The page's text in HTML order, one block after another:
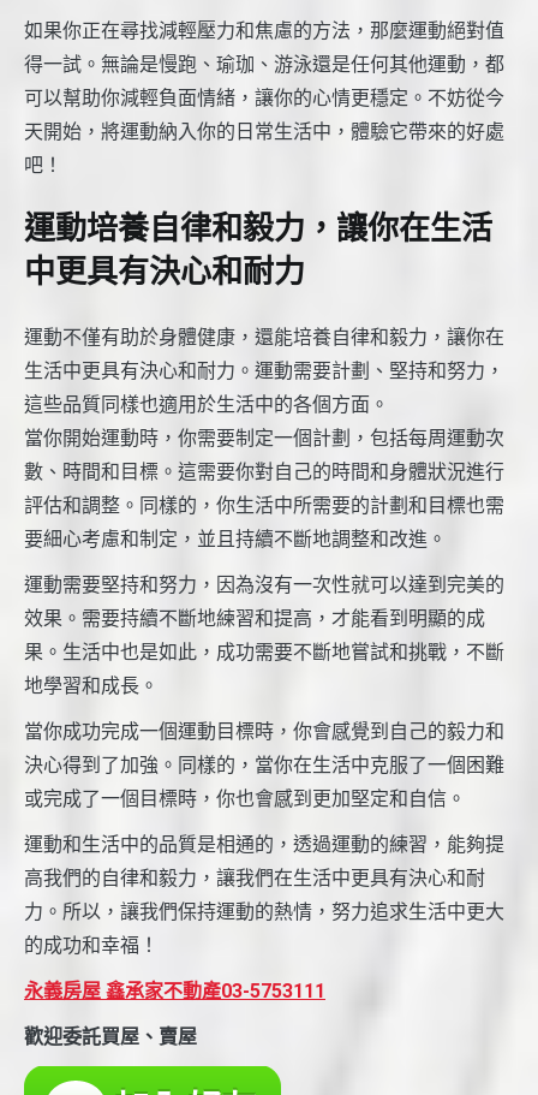
如果你正在尋找減輕壓力和焦慮的方法，那麼運動絕對值
得一試。無論是慢跑、瑜珈、游泳還是任何其他運動，都
可以幫助你減輕負面情緒，讓你的心情更穩定。不妨從今
天開始，將運動納入你的日常生活中，體驗它帶來的好處
吧！
運動培養自律和毅力，讓你在生活
中更具有決心和耐力
運動不僅有助於身體健康，還能培養自律和毅力，讓你在
生活中更具有決心和耐力。運動需要計劃、堅持和努力，
這些品質同樣也適用於生活中的各個方面。
當你開始運動時，你需要制定一個計劃，包括每周運動次
數、時間和目標。這需要你對自己的時間和身體狀況進行
評估和調整。同樣的，你生活中所需要的計劃和目標也需
要細心考慮和制定，並且持續不斷地調整和改進。
運動需要堅持和努力，因為沒有一次性就可以達到完美的
效果。需要持續不斷地練習和提高，才能看到明顯的成
果。生活中也是如此，成功需要不斷地嘗試和挑戰，不斷
地學習和成長。
當你成功完成一個運動目標時，你會感覺到自己的毅力和
決心得到了加強。同樣的，當你在生活中克服了一個困難
或完成了一個目標時，你也會感到更加堅定和自信。
運動和生活中的品質是相通的，透過運動的練習，能夠提
高我們的自律和毅力，讓我們在生活中更具有決心和耐
力。所以，讓我們保持運動的熱情，努力追求生活中更大
的成功和幸福！
永義房屋 鑫承家不動產03-5753111
歡迎委託買屋、賣屋